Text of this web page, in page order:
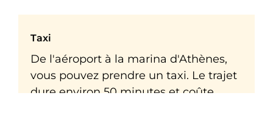
Taxi
De l'aéroport à la marina d'Athènes,
vous pouvez prendre un taxi. Le trajet
dure environ 50 minutes et coûte